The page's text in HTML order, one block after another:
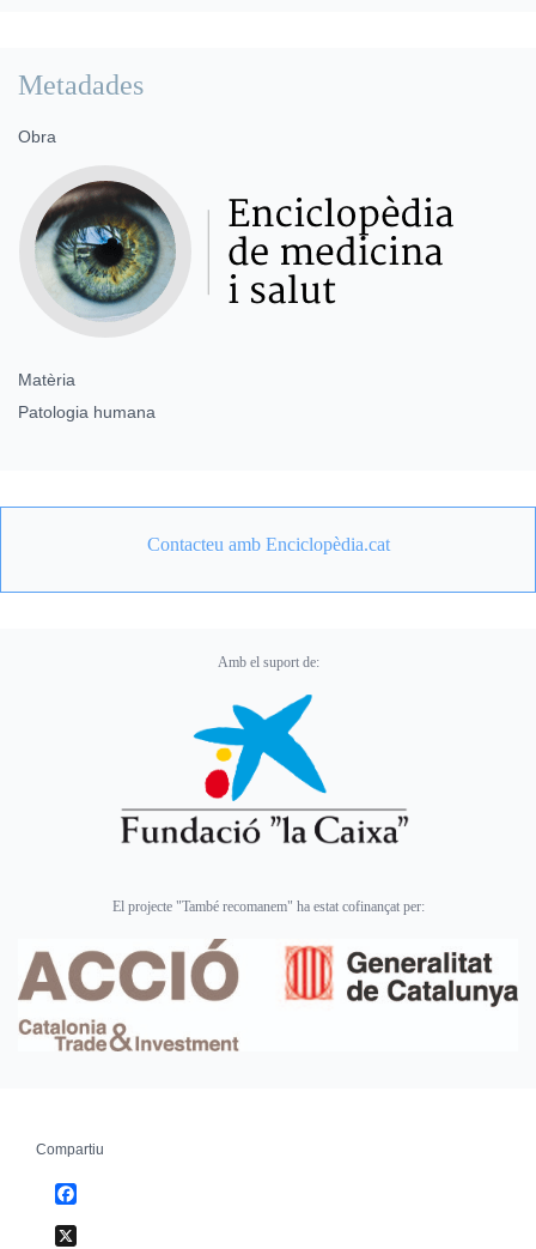
Metadades
Obra
Matèria
Patologia humana
Contacteu amb Enciclopèdia.cat
Amb el suport de:
El projecte "També recomanem" ha estat cofinançat per:
Compartiu